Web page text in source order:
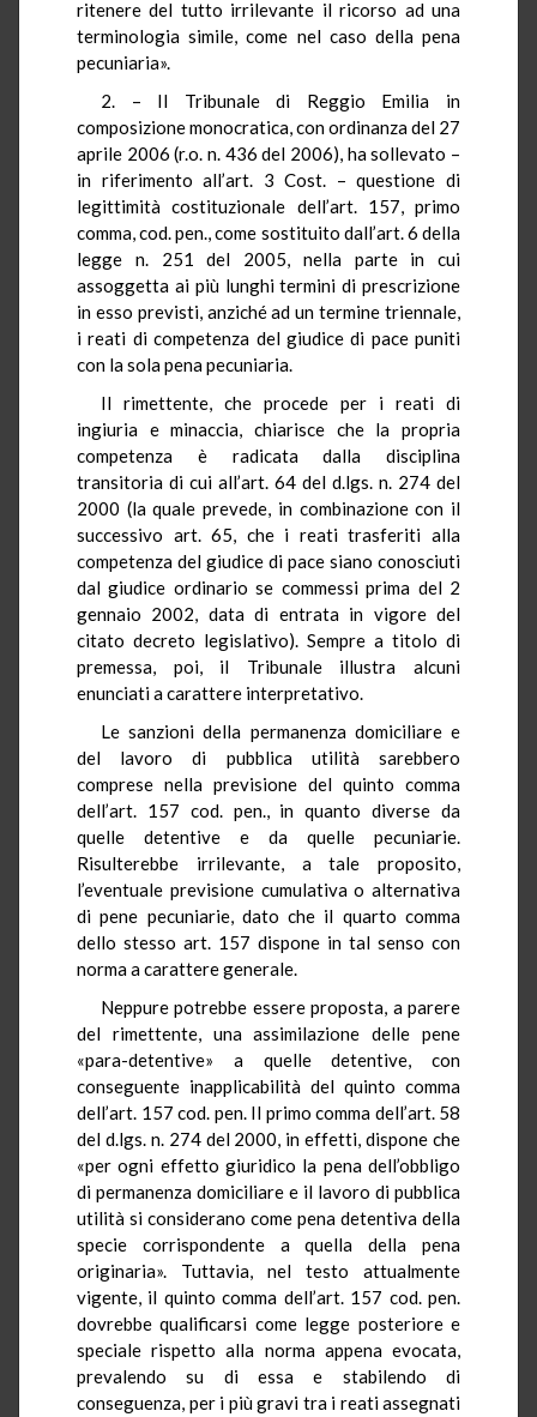
ritenere del tutto irrilevante il ricorso ad una
terminologia simile, come nel caso della pena
pecuniaria».
2. – Il Tribunale di Reggio Emilia in
composizione monocratica, con ordinanza del 27
aprile 2006 (r.o. n. 436 del 2006), ha sollevato –
in riferimento all’art. 3 Cost. – questione di
legittimità costituzionale dell’art. 157, primo
comma, cod. pen., come sostituito dall’art. 6 della
legge n. 251 del 2005, nella parte in cui
assoggetta ai più lunghi termini di prescrizione
in esso previsti, anziché ad un termine triennale,
i reati di competenza del giudice di pace puniti
con la sola pena pecuniaria.
Il rimettente, che procede per i reati di
ingiuria e minaccia, chiarisce che la propria
competenza è radicata dalla disciplina
transitoria di cui all’art. 64 del d.lgs. n. 274 del
2000 (la quale prevede, in combinazione con il
successivo art. 65, che i reati trasferiti alla
competenza del giudice di pace siano conosciuti
dal giudice ordinario se commessi prima del 2
gennaio 2002, data di entrata in vigore del
citato decreto legislativo). Sempre a titolo di
premessa, poi, il Tribunale illustra alcuni
enunciati a carattere interpretativo.
Le sanzioni della permanenza domiciliare e
del lavoro di pubblica utilità sarebbero
comprese nella previsione del quinto comma
dell’art. 157 cod. pen., in quanto diverse da
quelle detentive e da quelle pecuniarie.
Risulterebbe irrilevante, a tale proposito,
l’eventuale previsione cumulativa o alternativa
di pene pecuniarie, dato che il quarto comma
dello stesso art. 157 dispone in tal senso con
norma a carattere generale.
Neppure potrebbe essere proposta, a parere
del rimettente, una assimilazione delle pene
«para-detentive» a quelle detentive, con
conseguente inapplicabilità del quinto comma
dell’art. 157 cod. pen. Il primo comma dell’art. 58
del d.lgs. n. 274 del 2000, in effetti, dispone che
«per ogni effetto giuridico la pena dell’obbligo
di permanenza domiciliare e il lavoro di pubblica
utilità si considerano come pena detentiva della
specie corrispondente a quella della pena
originaria». Tuttavia, nel testo attualmente
vigente, il quinto comma dell’art. 157 cod. pen.
dovrebbe qualificarsi come legge posteriore e
speciale rispetto alla norma appena evocata,
prevalendo su di essa e stabilendo di
conseguenza, per i più gravi tra i reati assegnati